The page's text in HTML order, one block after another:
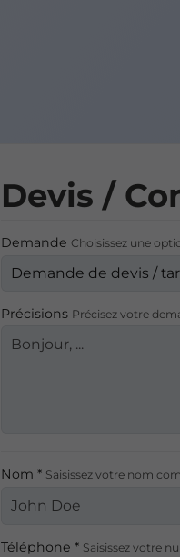
Devis /
Demande Choisissez une
Précisions Précisez votre
Nom * Saisissez votre nom
Téléphone * Saisissez votre